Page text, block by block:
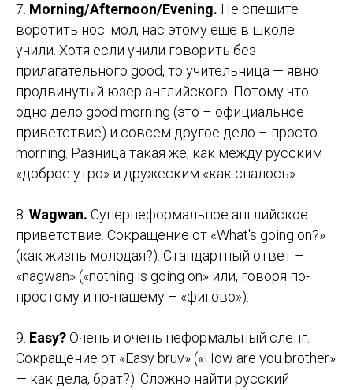
7. Morning/Afternoon/Evening. Не спешите
воротить нос: мол, нас этому еще в школе
учили. Хотя если учили говорить без
прилагательного good, то учительница — явно
продвинутый юзер английского. Потому что
одно дело good morning (это – официальное
приветствие) и совсем другое дело – просто
morning. Разница такая же, как между русским
«доброе утро» и дружеским «как спалось».
8. Wagwan. Супернеформальное английское
приветствие. Сокращение от «What's going on?»
(как жизнь молодая?). Стандартный ответ –
«nagwan» («nothing is going on» или, говоря по-
простому и по-нашему – «фигово»).
9. Easy?Очень и очень неформальный сленг.
Сокращение от «Easy bruv» («How are you brother»
— как дела, брат?). Сложно найти русский